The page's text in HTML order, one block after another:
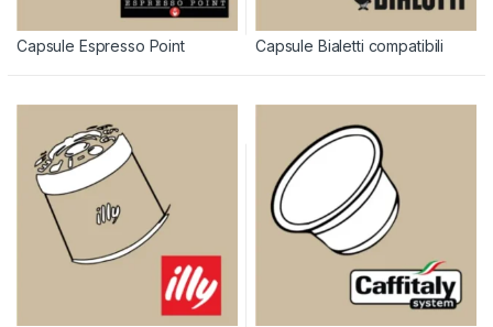
Capsule Espresso Point Capsule Bialetti compatibili